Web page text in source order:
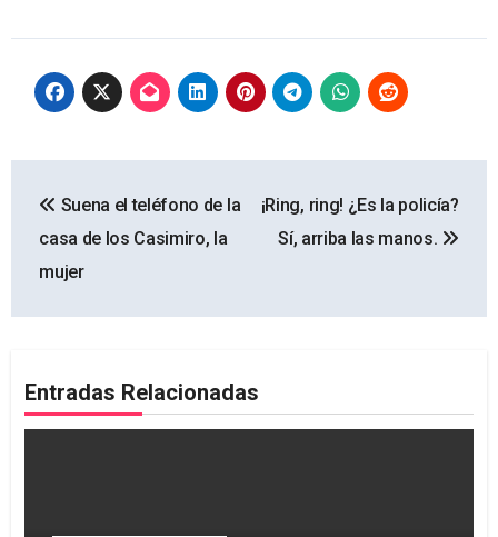
de
entradas
Suena el teléfono de la
casa de los Casimiro, la
mujer
¡Ring, ring! ¿Es la policía?
Sí, arriba las manos.
Entradas Relacionadas